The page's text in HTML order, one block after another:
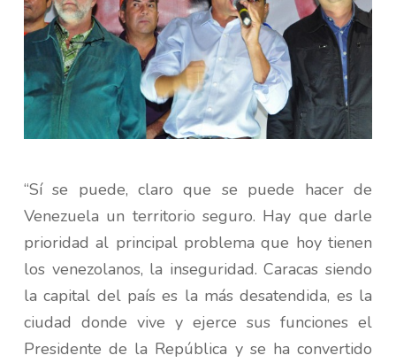
“Sí se puede, claro que se puede hacer de
Venezuela un territorio seguro. Hay que darle
prioridad al principal problema que hoy tienen
los venezolanos, la inseguridad. Caracas siendo
la capital del país es la más desatendida, es la
ciudad donde vive y ejerce sus funciones el
Presidente de la República y se ha convertido